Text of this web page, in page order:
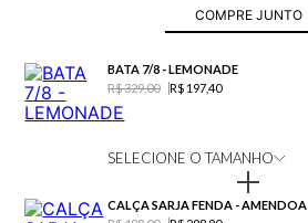
COMPRE JUNTO
BATA 7/8 - LEMONADE
R$ 329,00
R$ 197,40
SELECIONE O TAMANHO
CALÇA SARJA FENDA - AMENDOA